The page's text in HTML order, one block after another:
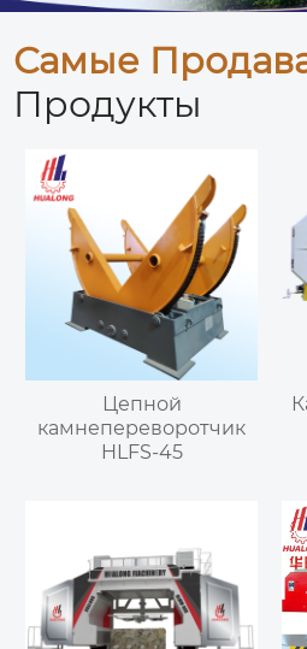
Самые
Продукты
Цепной
камнепереворотчик
HLFS-45